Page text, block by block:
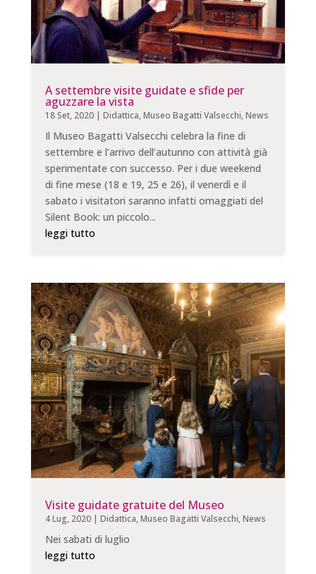
A settembre visite guidate e sfide per
aguzzare la vista
18 Set, 2020| Didattica,Museo Bagatti Valsecchi,News
Il Museo Bagatti Valsecchi celebra la fine di
settembre e l’arrivo dell’autunno con attività già
sperimentate con successo. Per i due weekend
di fine mese (18 e 19, 25 e 26), il venerdì e il
sabato i visitatori saranno infatti omaggiati del
Silent Book: un piccolo...
leggi tutto
Visite guidate gratuite del Museo
4 Lug, 2020| Didattica,Museo Bagatti Valsecchi,News
Nei sabati di luglio
leggi tutto